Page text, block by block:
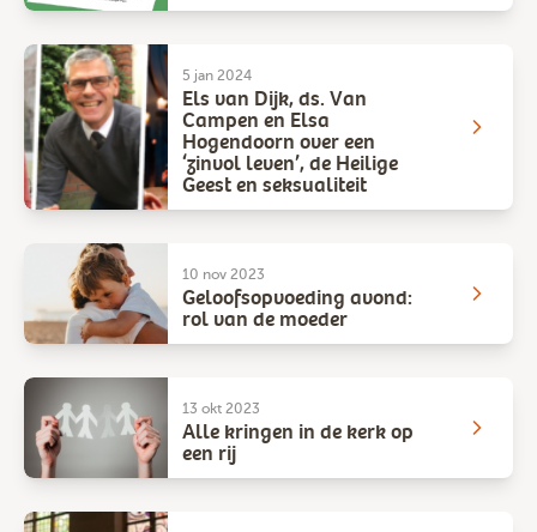
Els van Dijk, ds. Van
Campen en Elsa
Hogendoorn over een
‘zinvol leven’, de Heilige
Geest en seksualiteit
5 jan 2024
Geloofsopvoeding avond:
rol van de moeder
10 nov 2023
Alle kringen in de kerk op
een rij
13 okt 2023